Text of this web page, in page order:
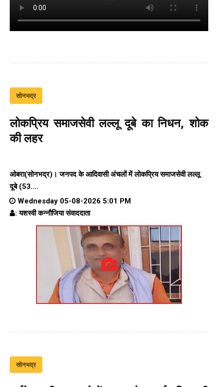
सोनभद्र
लोकप्रिय समाजसेवी लल्लू दूबे का निधन, शोक
की लहर
ओबरा(सोनभद्र)। जनपद के आदिवासी अंचलों में लोकप्रिय समाजसेवी लल्लू
दूबे (53....
Wednesday 05-08-2026 5:01 PM
: यशस्वी कन्नौजिया संवाददाता
सोनभद्र